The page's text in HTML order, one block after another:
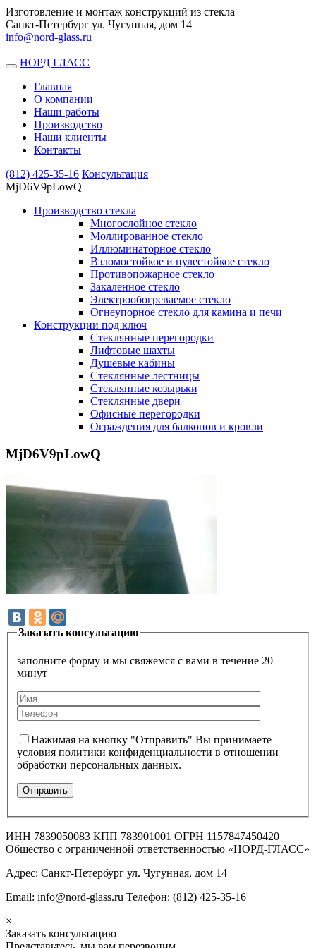
Изготовление и монтаж конструкций из стекла
Санкт-Петербург ул. Чугунная, дом 14
info@nord-glass.ru
Toggle
navigation
НОРД ГЛАСС
Главная
О компании
Наши работы
Производство
Наши клиенты
Контакты
(812) 425-35-16 Консультация
MjD6V9pLowQ
Производство стекла
Многослойное стекло
Моллированное стекло
Иллюминаторное стекло
Взломостойкое и пулестойкое стекло
Противопожарное стекло
Закаленное стекло
Электрообогреваемое стекло
Огнеупорное стекло для камина и печи
Конструкции под ключ
Стеклянные перегородки
Лифтовые шахты
Душевые кабины
Cтеклянные лестницы
Cтеклянные козырьки
Cтеклянные двери
Офисные перегородки
Ограждения для балконов и кровли
MjD6V9pLowQ
Заказать консультацию
заполните форму и мы свяжемся с вами в течение 20
минут
Нажимая на кнопку "Отправить" Вы принимаете
условия политики конфиденциальности в отношении
обработки персональных данных.
ИНН 7839050083 КПП 783901001 ОГРН 1157847450420
Общество с ограниченной ответственностью «НОРД-ГЛАСС»
Адрес: Санкт-Петербург ул. Чугунная, дом 14
Email: info@nord-glass.ru Телефон: (812) 425-35-16
×
Заказать консультацию